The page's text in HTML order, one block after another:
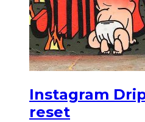
Instagram
reset